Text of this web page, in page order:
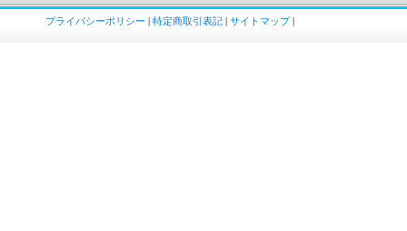
プライバシーポリシー | 特定商取引表記 | サイトマップ|